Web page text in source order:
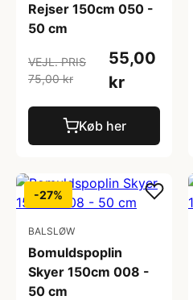
Rejser 150cm 050 -
50 cm
VEJL. PRIS
75,00 kr
55,00
kr
Køb her
-27%
BALSLØW
Bomuldspoplin
Skyer 150cm 008 -
50 cm